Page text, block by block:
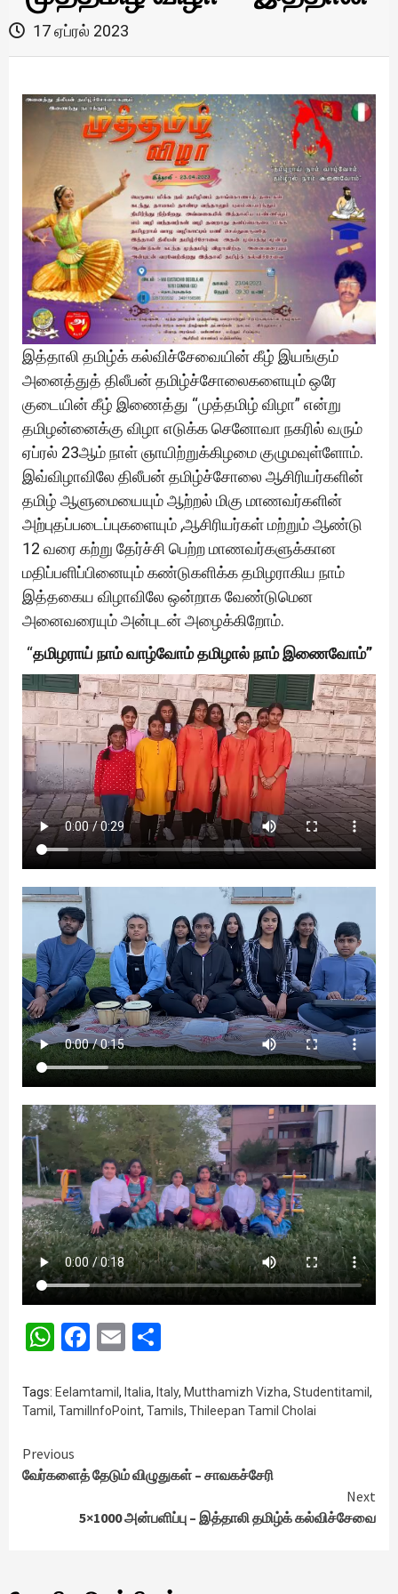
17 ஏப்ரல் 2023
இத்தாலி தமிழ்க் கல்விச்சேவையின் கீழ் இயங்கும்
அனைத்துத் திலீபன் தமிழ்ச்சோலைகளையும் ஒரே
குடையின் கீழ் இணைத்து “முத்தமிழ் விழா” என்று
தமிழன்னைக்கு விழா எடுக்க செனோவா நகரில் வரும்
ஏப்ரல் 23ஆம் நாள் ஞாயிற்றுக்கிழமை குழுமவுள்ளோம்.
இவ்விழாவிலே திலீபன் தமிழ்ச்சோலை ஆசிரியர்களின்
தமிழ் ஆளுமையையும் ஆற்றல் மிகு மாணவர்களின்
அற்புதப்படைப்புகளையும் ,ஆசிரியர்கள் மற்றும் ஆண்டு
12 வரை கற்று தேர்ச்சி பெற்ற மாணவர்களுக்கான
மதிப்பளிப்பினையும் கண்டுகளிக்க தமிழராகிய நாம்
இத்தகைய விழாவிலே ஒன்றாக வேண்டுமென
அனைவரையும் அன்புடன் அழைக்கிறோம்.
“தமிழராய் நாம் வாழ்வோம் தமிழால் நாம் இணைவோம்”
WhatsApp
Facebook
Email
Tags: Eelamtamil , Italia, Italy, Mutthamizh Vizha, Studentitamil ,
Tamil , TamilInfoPoint, Tamils, Thileepan Tamil Cholai
Continue
Reading
Previous
வேர்களைத் தேடும் விழுதுகள் – சாவகச்சேரி
Next
5×1000 அன்பளிப்பு – இத்தாலி தமிழ்க் கல்விச்சேவை